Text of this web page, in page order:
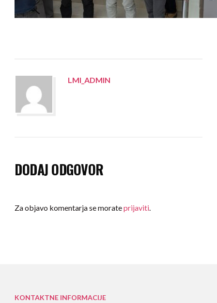
LMI_ADMIN
DODAJ ODGOVOR
Za objavo komentarja se morateprijaviti.
KONTAKTNE INFORMACIJE